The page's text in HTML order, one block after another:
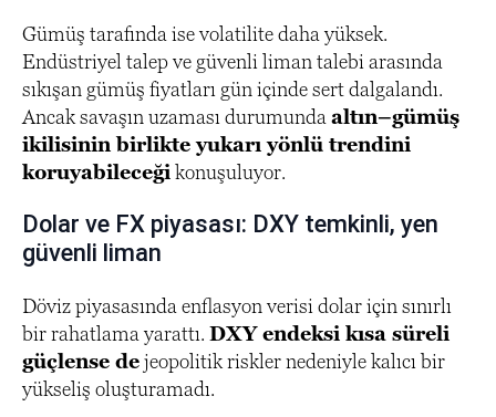
Gümüş tarafında ise volatilite daha yüksek.
Endüstriyel talep ve güvenli liman talebi arasında
sıkışan gümüş fiyatları gün içinde sert dalgalandı.
Ancak savaşın uzaması durumundaaltın–gümüş
ikilisinin birlikte yukarı yönlü trendini
koruyabileceğikonuşuluyor.
Dolar ve FX piyasası: DXY temkinli, yen
güvenli liman
Döviz piyasasında enflasyon verisi dolar için sınırlı
bir rahatlama yarattı. DXY endeksi kısa süreli
güçlense dejeopolitik riskler nedeniyle kalıcı bir
yükseliş oluşturamadı.